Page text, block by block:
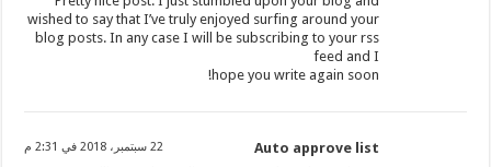
wished to say that I’ve truly enjoyed surfing around your
blog posts. In any case I will be subscribing to your rss
feed and I
hope you write again soon!
Auto approve list 22 سبتمبر، 2018 في 2:31 م